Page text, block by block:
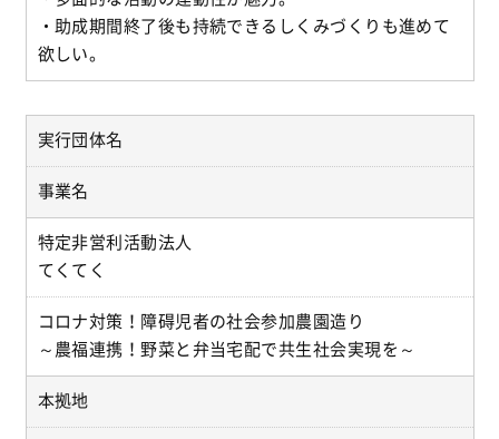
・助成期間終了後も持続できるしくみづくりも進めて
欲しい。
実行団体名
事業名
特定非営利活動法人
てくてく
コロナ対策！障碍児者の社会参加農園造り
～農福連携！野菜と弁当宅配で共生社会実現を～
本拠地